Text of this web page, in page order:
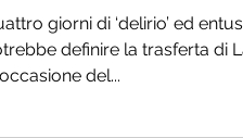
giorni di ‘delirio’ ed
definire la trasferta di
del...